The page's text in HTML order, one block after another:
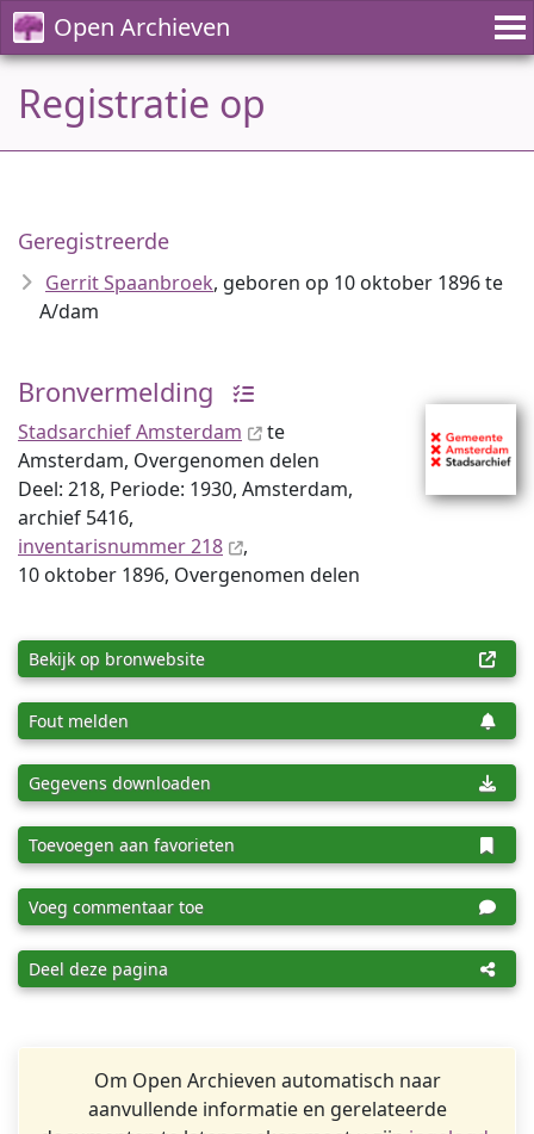
Open Archieven
Registratie op
Geregistreerde
Gerrit Spaanbroek, geboren op 10 oktober 1896 te
A/dam
Bronvermelding
Stadsarchief Amsterdam
te
Amsterdam, Overgenomen delen
Deel: 218, Periode: 1930, Amsterdam,
archief 5416,
inventaris­num­mer 218
,
10 oktober 1896, Overgenomen delen
Bekijk op bronwebsite
Fout melden
Gegevens downloaden
Toevoegen aan favorieten
Voeg commentaar toe
Deel deze pagina
Om Open Archieven automatisch naar
aanvullende informatie en gerelateerde